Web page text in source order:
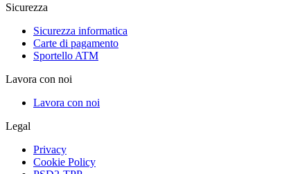
Sicurezza
Sicurezza informatica
Carte di pagamento
Sportello ATM
Lavora con noi
Lavora con noi
Legal
Privacy
Cookie Policy